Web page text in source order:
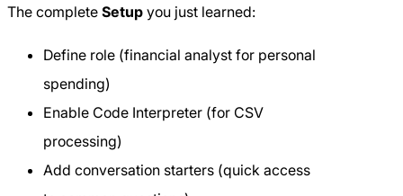
The complete Setup you just learned:
Define role (financial analyst for personal
spending)
Enable Code Interpreter (for CSV
processing)
Add conversation starters (quick access